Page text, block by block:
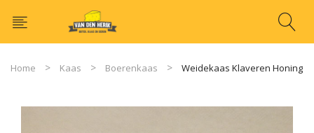
Home Kaas Boerenkaas Weidekaas Klaveren Honing